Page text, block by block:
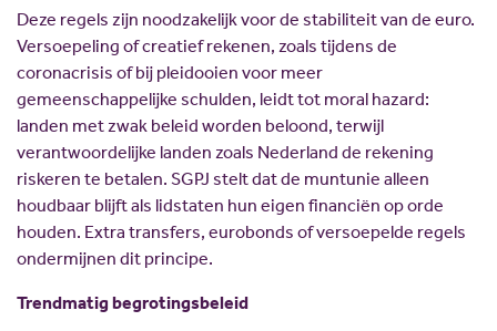
Deze regels zijn noodzakelijk voor de stabiliteit van de euro.
Versoepeling of creatief rekenen, zoals tijdens de
coronacrisis of bij pleidooien voor meer
gemeenschappelijke schulden, leidt tot moral hazard:
landen met zwak beleid worden beloond, terwijl
verantwoordelijke landen zoals Nederland de rekening
riskeren te betalen. SGPJ stelt dat de muntunie alleen
houdbaar blijft als lidstaten hun eigen financiën op orde
houden. Extra transfers, eurobonds of versoepelde regels
ondermijnen dit principe.
Trendmatig begrotingsbeleid